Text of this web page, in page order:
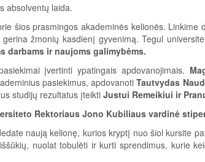
absolventų laida.
šios prasmingos akademinės kelionės. Linkime
žmonių kasdienį gyvenimą. Tegul
darbams ir naujoms galimybėms.
įvertinti ypatingais apdovanojimais.
pasiekimus, apdovanotiTautvydas
studijų rezultatus įteikti Justui Remeikiui ir
Rektoriaus Jono Kubiliaus vardinė
naują kelionę, kurios kryptį nuo šiol kursite
nuolat tobulėti ir kurti sprendimus, kurie